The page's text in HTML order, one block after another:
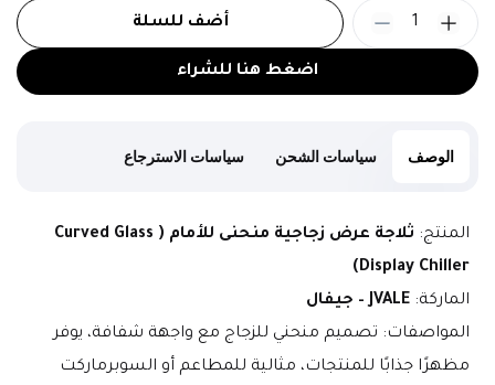
اضغط هنا للشراء
أضف للسلة 1
الوصف سياسات الشحن سياسات الاسترجاع
المنتج:
ثلاجة عرض زجاجية منحنى للأمام (Curved Glass
Display Chiller)
الماركة: JVALE – جيفال
المواصفات: تصميم منحني للزجاج مع واجهة شفافة، يوفر